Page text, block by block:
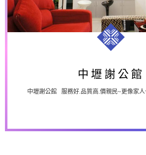
中壢謝公館
中壢謝公館
中壢謝公館 服務好.品質高.價親民~更像家人